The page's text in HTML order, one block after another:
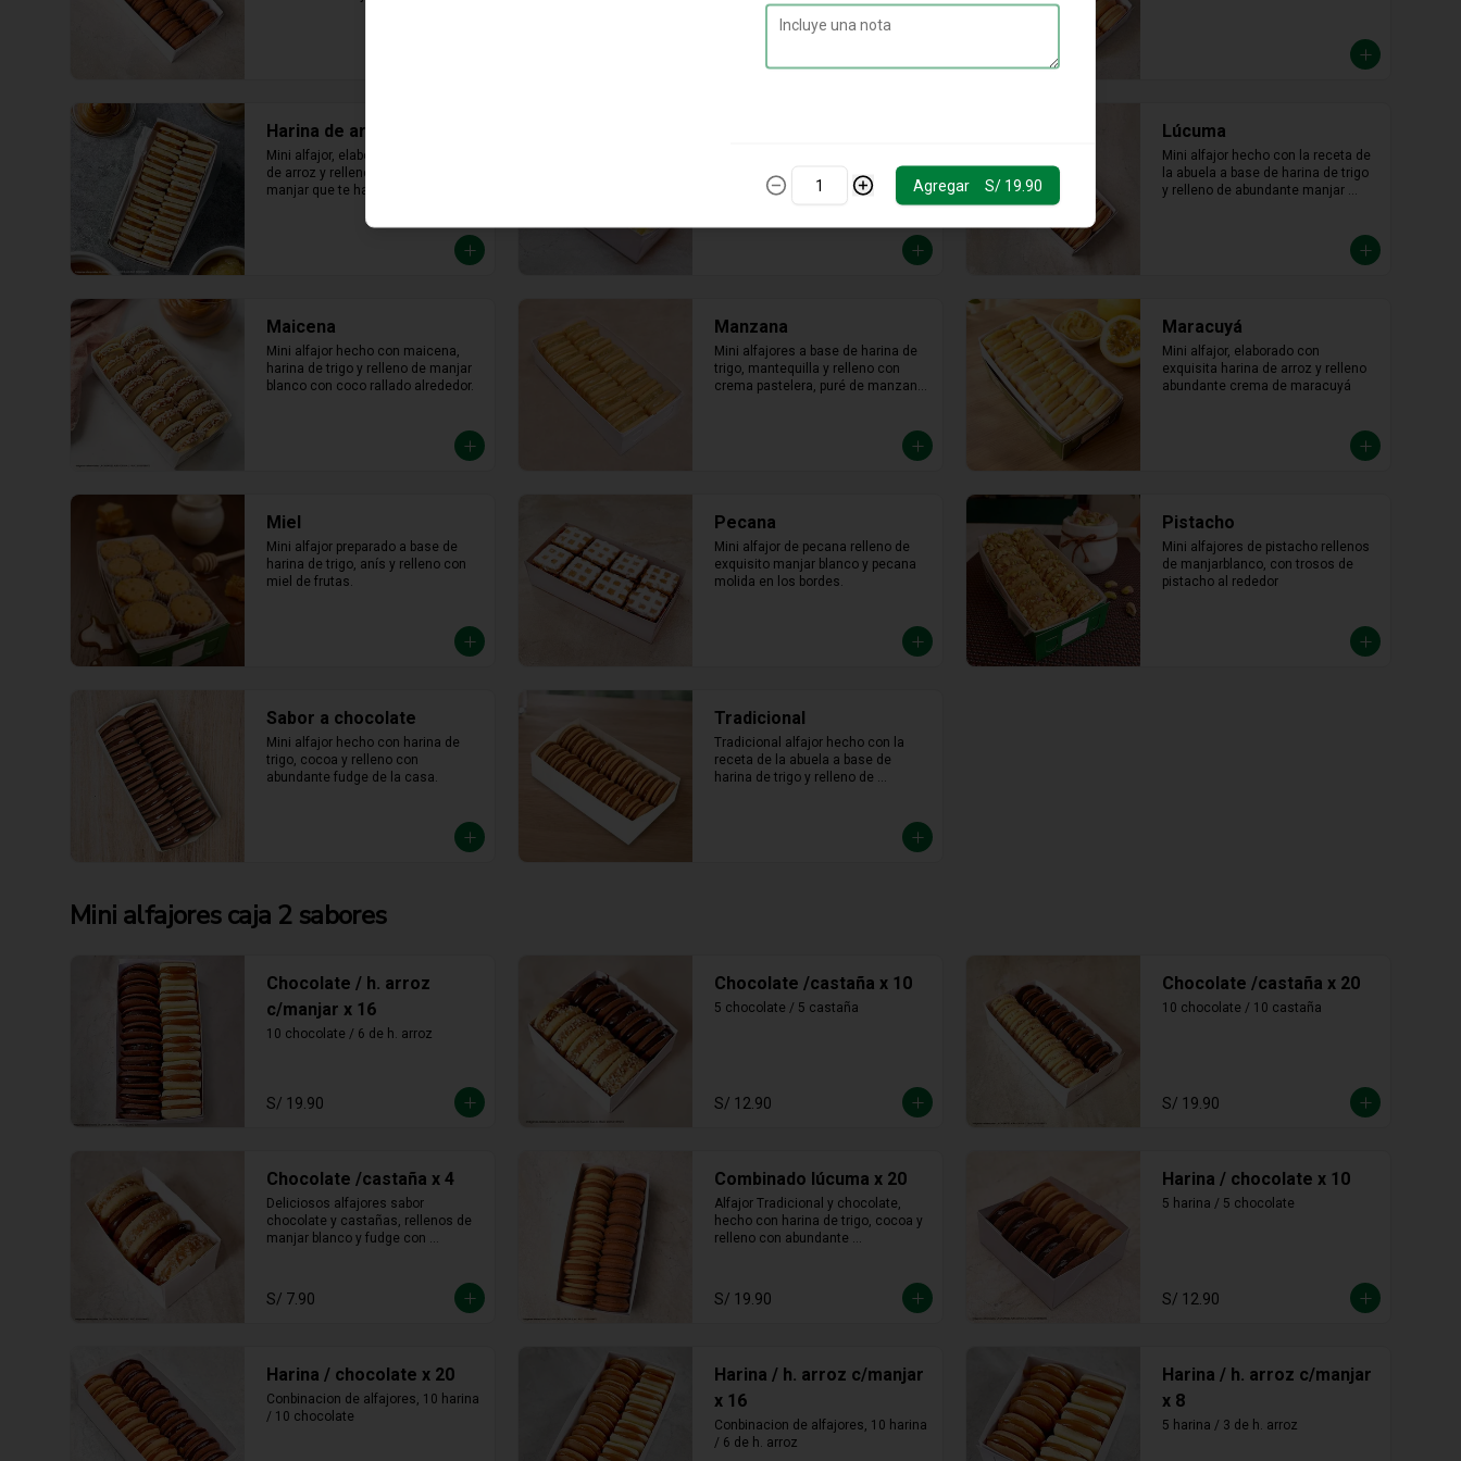
Relleno de manjar hecho con leche
fresca, dulce, cremoso y un toque
Harina de arroz
Mini alfajor, elaborado con harina
de arroz y relleno abundante
manjar que te hará saborear cada
crema pasteera de limón, en toke
acido que tu paladar nesecita
Lúcuma
Mini alfajor hecho con la receta de
la abuela a base de harina de trigo
y relleno de abundante manjar
Maicena
Mini alfajor hecho con maicena,
harina de trigo y relleno de manjar
blanco con coco rallado alrededor.
Manzana
Mini alfajores a base de harina de
trigo, mantequilla y relleno con
crema pastelera, puré de manzana
Maracuyá
Mini alfajor, elaborado con
exquisita harina de arroz y relleno
abundante crema de maracuyá
Miel
Mini alfajor preparado a base de
harina de trigo, anís y relleno con
miel de frutas.
Pecana
Mini alfajor de pecana relleno de
exquisito manjar blanco y pecana
molida en los bordes.
Pistacho
Mini alfajores de pistacho rellenos
de manjarblanco, con trosos de
pistacho al rededor
Sabor a chocolate
Mini alfajor hecho con harina de
trigo, cocoa y relleno con
abundante fudge de la casa.
Tradicional
Tradicional alfajor hecho con la
receta de la abuela a base de
harina de trigo y relleno de
Mini alfajores caja 2 sabores
Chocolate / h. arroz
c/manjar x 16
10 chocolate / 6 de h. arroz
S/ 19.90
Chocolate /castaña x 10
5 chocolate / 5 castaña
S/ 12.90
Chocolate /castaña x 20
10 chocolate / 10 castaña
S/ 19.90
Chocolate /castaña x 4
Deliciosos alfajores sabor
chocolate y castañas, rellenos de
manjar blanco y fudge con
S/ 7.90
Combinado lúcuma x 20
Alfajor Tradicional y chocolate,
hecho con harina de trigo, cocoa y
relleno con abundante
S/ 19.90
Harina / chocolate x 10
5 harina / 5 chocolate
S/ 12.90
Harina / chocolate x 20
Conbinacion de alfajores, 10 harina
/ 10 chocolate
Harina / h. arroz c/manjar
x 16
Conbinacion de alfajores, 10 harina
/ 6 de h. arroz
Harina / h. arroz c/manjar
x 8
5 harina / 3 de h. arroz
Agregar S/ 19.90